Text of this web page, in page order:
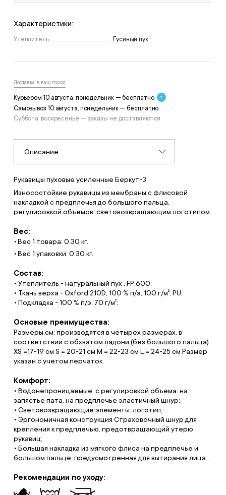
Характеристики:
Утеплитель: Гусиный пух
Доставка в ваш город
Курьером 10 августа, понедельник — бесплатно
Самовывоз 10 августа, понедельник — бесплатно
Суббота, воскресенье — заказы не доставляются
Описание
Рукавицы пуховые усиленные Беркут-3
Износостойкие рукавицы из мембраны с флисовой
накладкой с предплечья до большого пальца,
регулировкой объемов, световозвращающим логотипом.
Вес:
Вес 1 товара: 0.30 кг.
Вес 1 упаковки: 0.30 кг.
Состав:
• Утеплитель - натуральный пух , FP 600;
• Ткань верха - Oxford 210D, 100 % п/э, 100 г/м², PU;
• Подкладка - 100 % п/э, 70 г/м²;
Основые преимущества:
Размеры,см: производятся в четырех размерах, в
соответствии с обхватом ладони (без большого пальца)
XS =17-19 см S = 20-21 см M = 22-23 см L = 24-25 см Размер
указан с учетом перчаток.
Комфорт:
• Водонепроницаемые, с регулировкой объема: на
запястье пата, на предплечье эластичный шнур;
• Световозвращающие элементы: логотип;
• Эргономичная конструкция Страховочный шнур для
крепления к предплечью, предотвращающий утерю
рукавиц;
• Большая накладка из мягкого флиса на предплечье и
большом пальце, предусмотренная для вытирания лица.;
Рекомендации по уходу: